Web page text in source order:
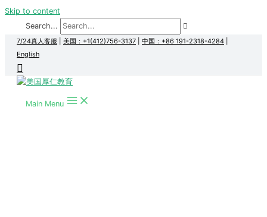
Skip to content
Search...
7/24真人客服 美国：+1(412)756-3137 中国：+86 191-2318-4284
English
Main Menu